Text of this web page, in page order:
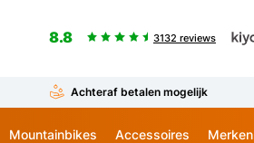
8.8 3132 reviews
Achteraf betalen mogelijk
Mountainbikes Accessoires Merken